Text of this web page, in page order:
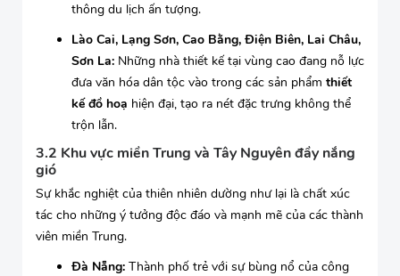
thông du lịch ấn tượng.
Lào Cai, Lạng Sơn, Cao Bằng, Điện Biên, Lai Châu,
Sơn La: Những nhà thiết kế tại vùng cao đang nỗ lực
đưa văn hóa dân tộc vào trong các sản phẩm thiết
kế đồ hoạ hiện đại, tạo ra nét đặc trưng không thể
trộn lẫn.
3.2 Khu vực miền Trung và Tây Nguyên đầy nắng
gió
Sự khắc nghiệt của thiên nhiên dường như lại là chất xúc
tác cho những ý tưởng độc đáo và mạnh mẽ của các thành
viên miền Trung.
Đà Nẵng: Thành phố trẻ với sự bùng nổ của công